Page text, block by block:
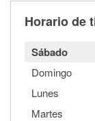
Horario de
Sábado
Domingo
Lunes
Martes